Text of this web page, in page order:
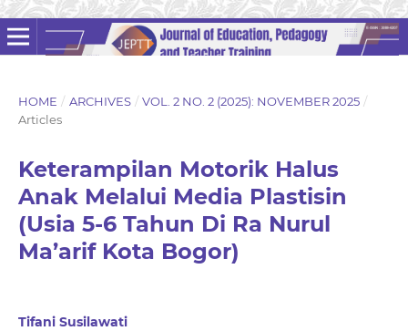
HOME / ARCHIVES / VOL. 2 NO. 2 (2025): NOVEMBER 2025 /
Articles
Keterampilan Motorik Halus
Anak Melalui Media Plastisin
(Usia 5-6 Tahun Di Ra Nurul
Ma’arif Kota Bogor)
Tifani Susilawati